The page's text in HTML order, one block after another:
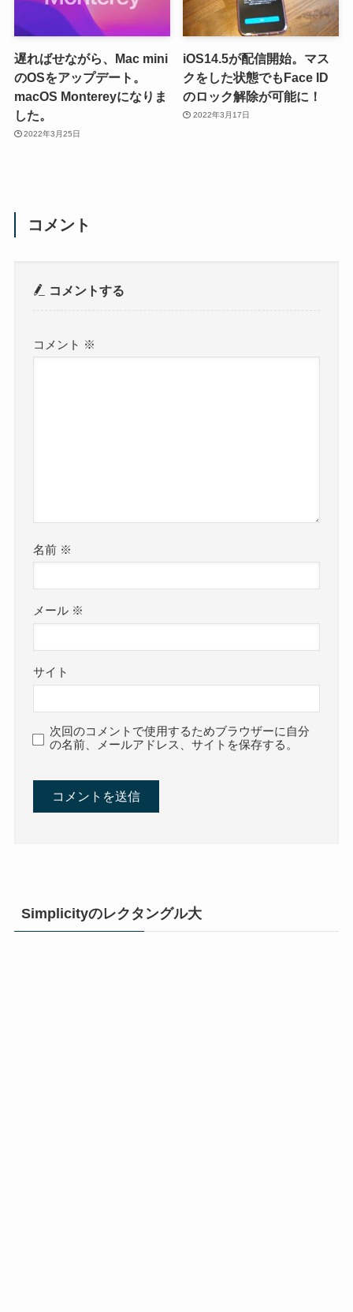
遅ればせながら、Mac mini
のOSをアップデート。
macOS Montereyになりま
した。
2022年3月25日
iOS14.5が配信開始。マス
クをした状態でもFace ID
のロック解除が可能に！
2022年3月17日
コメント
コメントする
コメント ※
名前 ※
メール ※
サイト
次回のコメントで使用するためブラウザーに自分
の名前、メールアドレス、サイトを保存する。
Simplicityのレクタングル大